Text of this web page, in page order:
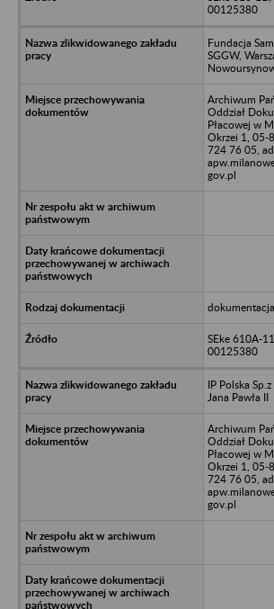
00125380
Fundacja
SGGW,
Archiwum
Oddział
Płacowej w
Okrzei 1, 05-
724 76 05,
gov.pl
SEke 610A-
00125380
IP Polska
Jana Pawła II
Archiwum
Oddział
Płacowej w
Okrzei 1, 05-
724 76 05,
gov.pl